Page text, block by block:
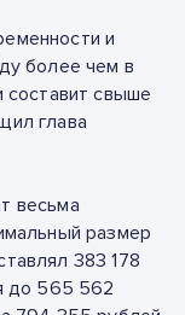
и
более чем в
составит свыше
глава
весьма
размер
383 178
до 565 562